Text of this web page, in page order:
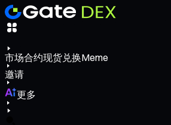
市场合约现货兑换Meme
邀请
更多